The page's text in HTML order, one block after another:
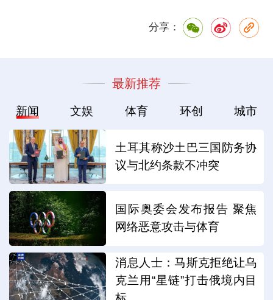
分享：
最新推荐
新闻 文娱 体育 环创 城市
土耳其称沙土巴三国防务协
议与北约条款不冲突
国际奥委会发布报告 聚焦
网络恶意攻击与体育
消息人士：马斯克拒绝让乌
克兰用“星链”打击俄境内目